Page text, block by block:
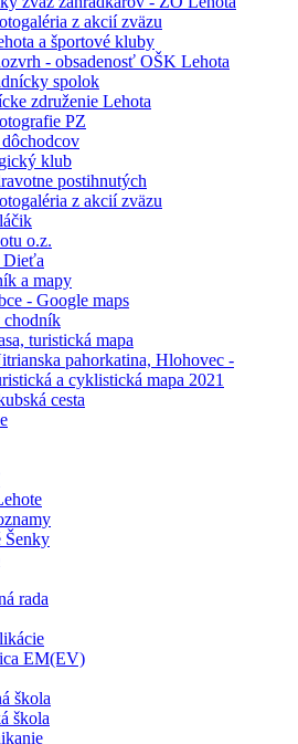
z akcií zväzu
a športové kluby
- obsadenosť OŠK Lehota
spolok
združenie Lehota
PZ
dôchodcov
klub
postihnutých
z akcií zväzu
o.z.
Dieťa
a mapy
- Google maps
chodník
turistická mapa
pahorkatina, Hlohovec -
a cyklistická mapa 2021
cesta
Šenky
rada
EM(EV)
škola
škola